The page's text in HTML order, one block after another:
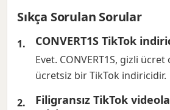
Sıkça Sorulan Sorular
CONVERT1S TikTok
Evet. CONVERT1S, gizli
ücretsiz bir TikTok indiricidir.
Filigransız TikTok